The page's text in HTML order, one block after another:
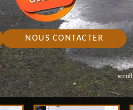
scroll
NOUS CONTACTER